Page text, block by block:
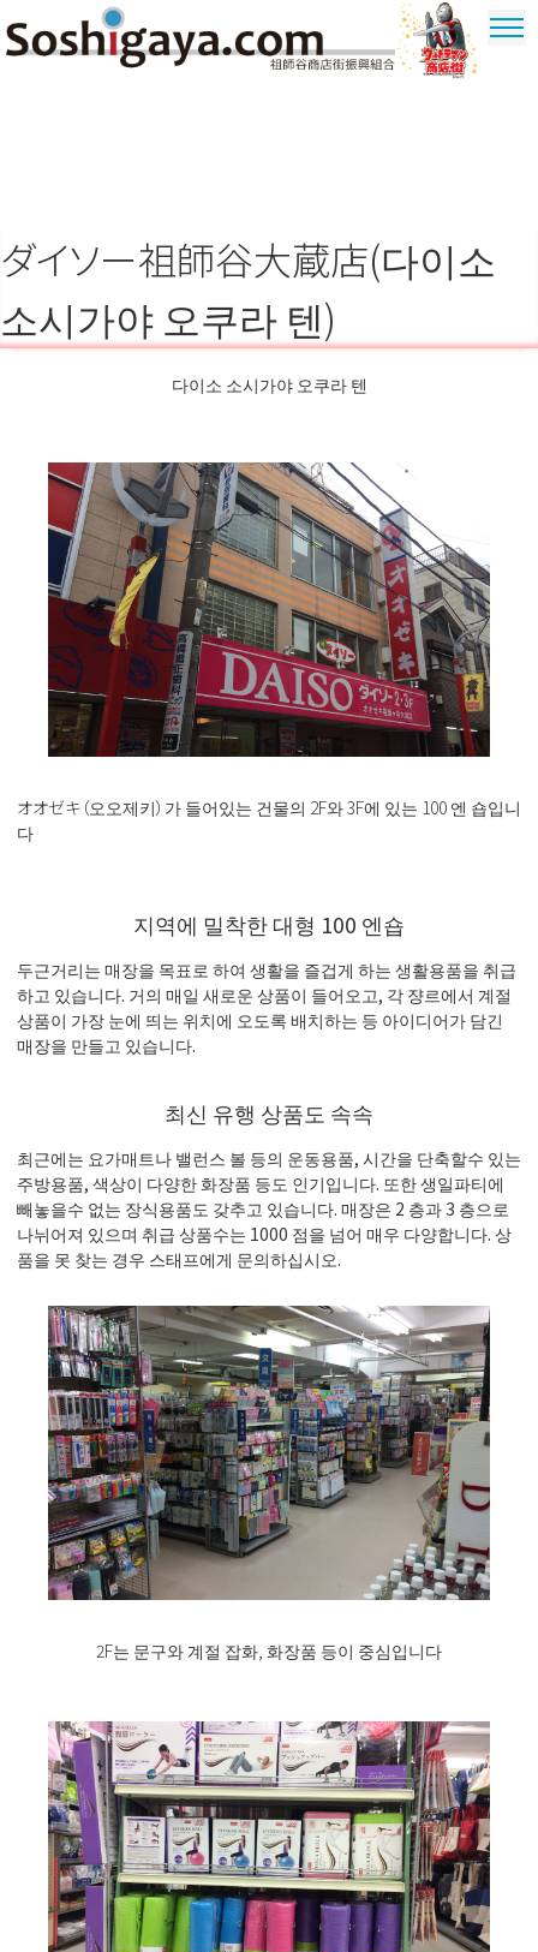
ダイソー祖師谷大蔵店(다이소
소시가야 오쿠라 텐)
다이소 소시가야 오쿠라 텐
オオゼキ（오오제키）가 들어있는 건물의 2F와 3F에 있는 100 엔 숍입니
다
지역에 밀착한 대형 100 엔숍
두근거리는 매장을 목표로 하여 생활을 즐겁게 하는 생활용품을 취급
하고 있습니다. 거의 매일 새로운 상품이 들어오고, 각 쟝르에서 계절
상품이 가장 눈에 띄는 위치에 오도록 배치하는 등 아이디어가 담긴
매장을 만들고 있습니다.
최신 유행 상품도 속속
최근에는 요가매트나 밸런스 볼 등의 운동용품, 시간을 단축할수 있는
주방용품, 색상이 다양한 화장품 등도 인기입니다. 또한 생일파티에
빼놓을수 없는 장식용품도 갖추고 있습니다. 매장은 2 층과 3 층으로
나뉘어져 있으며 취급 상품수는 1000 점을 넘어 매우 다양합니다. 상
품을 못 찾는 경우 스태프에게 문의하십시오.
2F는 문구와 계절 잡화, 화장품 등이 중심입니다